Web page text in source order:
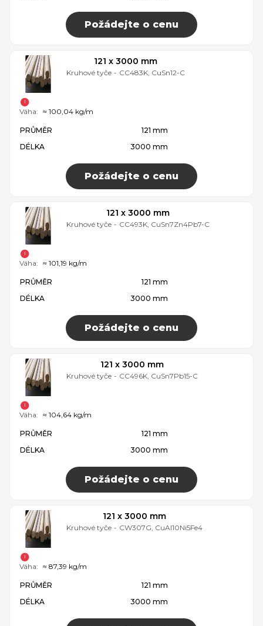
Požádejte o cenu
121 x 3000 mm
Kruhové tyče - CC483K, CuSn12-C
PRŮMĚR
121 mm
DÉLKA
3000 mm
Požádejte o cenu
Váha: ≈ 100,04 kg/m
121 x 3000 mm
Kruhové tyče - CC493K, CuSn7Zn4Pb7-C
PRŮMĚR
121 mm
DÉLKA
3000 mm
Požádejte o cenu
Váha: ≈ 101,19 kg/m
121 x 3000 mm
Kruhové tyče - CC496K, CuSn7Pb15-C
PRŮMĚR
121 mm
DÉLKA
3000 mm
Požádejte o cenu
Váha: ≈ 104,64 kg/m
121 x 3000 mm
Kruhové tyče - CW307G, CuAl10Ni5Fe4
PRŮMĚR
121 mm
DÉLKA
3000 mm
Váha: ≈ 87,39 kg/m